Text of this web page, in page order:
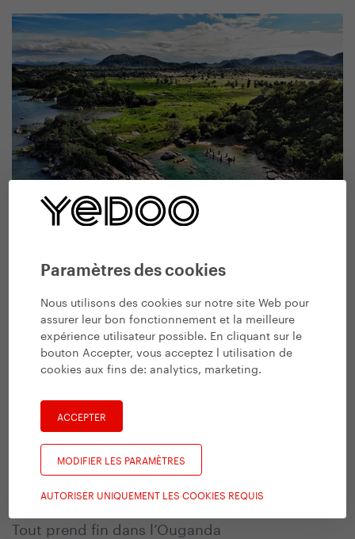
Paramètres des cookies
Nous utilisons des cookies sur notre site Web pour
assurer leur bon fonctionnement et la meilleure
expérience utilisateur possible. En cliquant sur le
bouton Accepter, vous acceptez l utilisation de
cookies aux fins de:analytics, marketing.
ACCEPTER
MODIFIER LES PARAMÈTRES
AUTORISER UNIQUEMENT LES COOKIES REQUIS
Le lac de Malawi
Merek Jelínek, Dominika Trojanová attendent leur vol retour
l’Ouganda.
Tout prend fin dans l’Ouganda